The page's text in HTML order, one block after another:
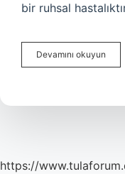
bir ruhsal
Devamını okuyun
Hali
https://